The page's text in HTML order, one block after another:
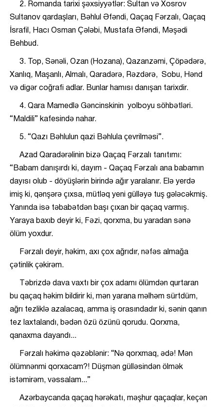
2. Romanda tarixi şəxsiyyətlər: Sultan və Xosrov
Sultanov qardaşları, Bəhlul Əfəndi, Qaçaq Fərzalı, Qaçaq
İsrafil, Hacı Osman Çələbi, Mustafa Əfəndi, Məşədi
Behbud.
3. Top, Sənəli, Ozan (Hozana), Qazanzəmi, Çöpədərə,
Xanlıq, Maşanlı, Almalı, Qaradərə, Rəzdərə, Sobu, Hənd
və digər coğrafi adlar. Bunlar hamısı danışan tarixdir.
4. Qara Mamedlə Gəncinskinin yolboyu söhbətləri.
“Maldili” kafesində nahar.
5. “Qazı Bəhlulun qazi Bəhlula çevrilməsi”.
Azad Qaradərəlinin bizə Qaçaq Fərzalı tanıtımı:
“Babam danışırdı ki, dayım - Qaçaq Fərzalı ana babamın
dayısı olub - döyüşlərin birində ağır yaralanır. Elə yerdə
imiş ki, qənşərə çıxsa, mütləq yeni gülləyə tuş gələcəkmiş.
Yanında isə təbabətdən başı çıxan bir qaçaq varmış.
Yaraya baxıb deyir ki, Fəzi, qorxma, bu yaradan sənə
ölüm yoxdur.
Fərzalı deyir, həkim, axı çox ağrıdır, nəfəs almağa
çətinlik çəkirəm.
Təbrizdə dava vaxtı bir çox adamı ölümdən qurtaran
bu qaçaq həkim bildirir ki, mən yarana məlhəm sürtdüm,
ağrı tezliklə azalacaq, amma iş orasındadır ki, sənin qanın
tez laxtalandı, bədən özü özünü qorudu. Qorxma,
qanaxma dayandı...
Fərzalı həkimə qəzəblənir: “Nə qorxmaq, ədə! Mən
ölümnənmi qorxacam?! Düşmən gülləsindən ölmək
istəmirəm, vəssalam...”
Azərbaycanda qaçaq hərəkatı, məşhur qaçaqlar, keçən